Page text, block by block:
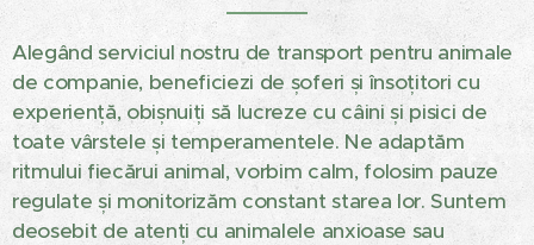
Alegând serviciul nostru de transport pentru animale
de companie, beneficiezi de șoferi și însoțitori cu
experiență, obișnuiți să lucreze cu câini și pisici de
toate vârstele și temperamentele. Ne adaptăm
ritmului fiecărui animal, vorbim calm, folosim pauze
regulate și monitorizăm constant starea lor. Suntem
deosebit de atenți cu animalele anxioase sau